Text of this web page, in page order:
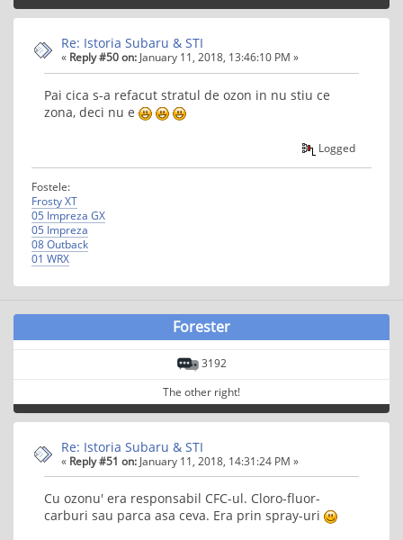
Re: Istoria Subaru & STI
« Reply #50 on: January 11, 2018, 13:46:10 PM »
Pai cica s-a refacut stratul de ozon in nu stiu ce
zona, deci nu e
Logged
Fostele:
Frosty XT
05 Impreza GX
05 Impreza
08 Outback
01 WRX
Forester
3192
The other right!
Re: Istoria Subaru & STI
« Reply #51 on: January 11, 2018, 14:31:24 PM »
Cu ozonu' era responsabil CFC-ul. Cloro-fluor-
carburi sau parca asa ceva. Era prin spray-uri